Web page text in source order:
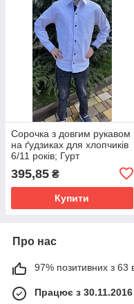
Сорочка з довгим рукавом
на ґудзиках для хлопчиків
6/11 років; Гурт
395,85 ₴
Купити
Про нас
97% позитивних з 63
Працює з 30.11.2016